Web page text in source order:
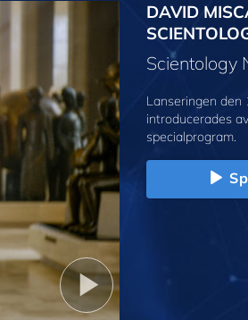
DAVID
Scientology
Lanseringen
introducerades
specialprogram.